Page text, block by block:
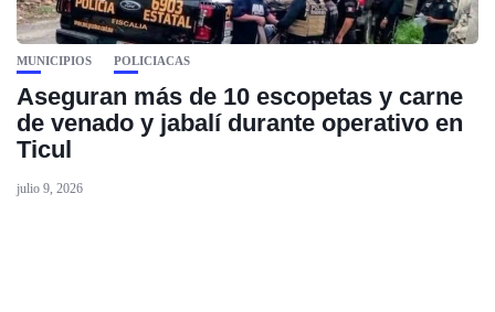
MUNICIPIOS POLICIACAS
Aseguran más de 10 escopetas y carne
de venado y jabalí durante operativo en
Ticul
julio 9, 2026